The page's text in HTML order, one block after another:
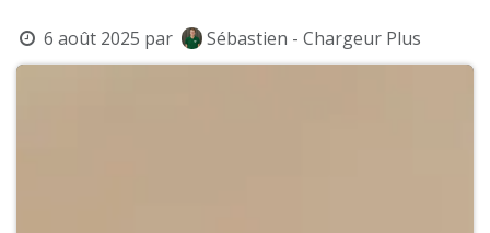
6 août 2025 par Sébastien - Chargeur Plus